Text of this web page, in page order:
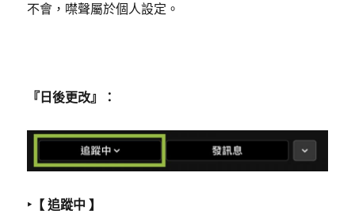
不會，噤聲屬於個人設定。
『日後更改』：
‣【 追蹤中 】